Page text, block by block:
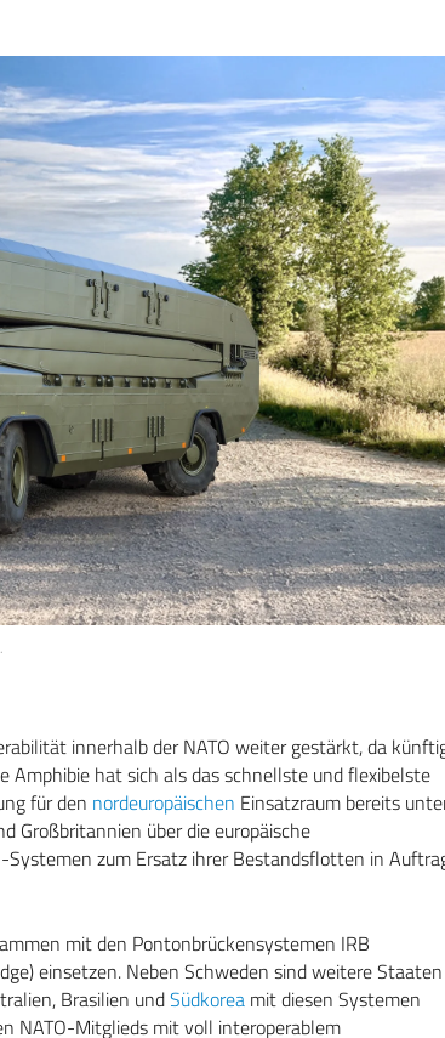
innerhalb der NATO weiter gestärkt, da
Amphibie hat sich als das schnellste und flexibelste
für den nordeuropäischen Einsatzraum bereits
Großbritannien über die europäische
Systemen zum Ersatz ihrer Bestandsflotten in
mit den Pontonbrückensystemen IRB
einsetzen. Neben Schweden sind weitere Staaten
Brasilien undSüdkorea mit diesen Systemen
NATO-Mitglieds mit voll interoperablem